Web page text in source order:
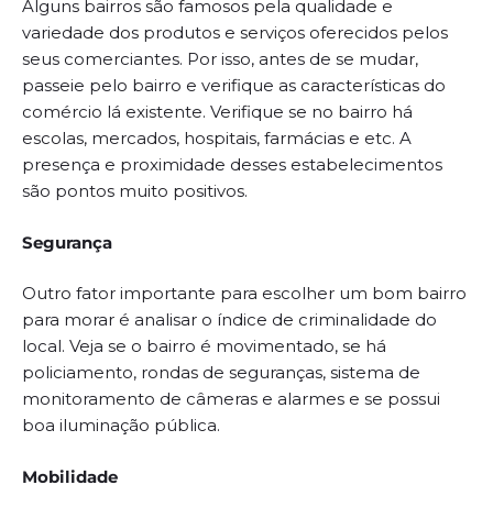
Alguns bairros são famosos pela qualidade e
variedade dos produtos e serviços oferecidos pelos
seus comerciantes. Por isso, antes de se mudar,
passeie pelo bairro e verifique as características do
comércio lá existente. Verifique se no bairro há
escolas, mercados, hospitais, farmácias e etc. A
presença e proximidade desses estabelecimentos
são pontos muito positivos.
Segurança
Outro fator importante para escolher um bom bairro
para morar é analisar o índice de criminalidade do
local. Veja se o bairro é movimentado, se há
policiamento, rondas de seguranças, sistema de
monitoramento de câmeras e alarmes e se possui
boa iluminação pública.
Mobilidade